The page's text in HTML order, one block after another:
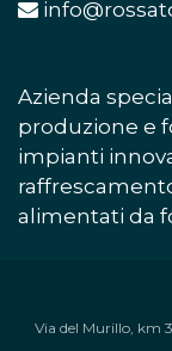
Azienda
produzione e
impianti
alimentati da
Via del Murillo, km